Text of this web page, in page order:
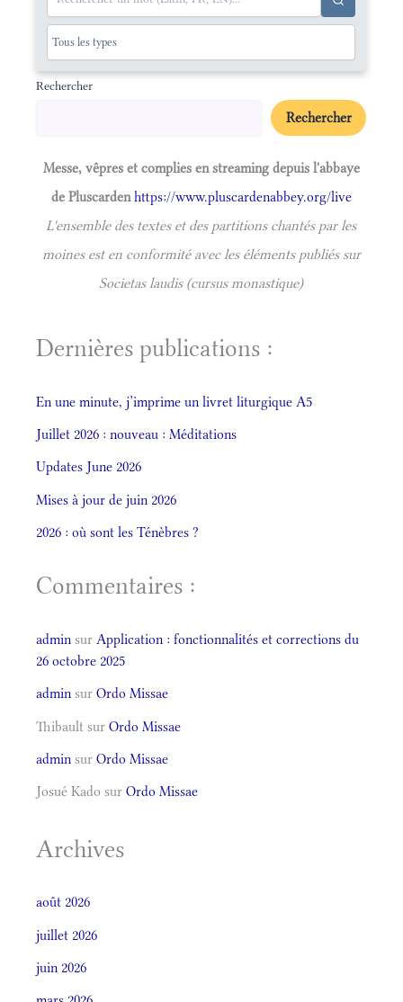
Rechercher
Rechercher
Messe, vêpres et complies en streaming depuis l'abbaye
de Pluscardenhttps://www.pluscardenabbey.org/live
L'ensemble des textes et des partitions chantés par les
moines est en conformité avec les éléments publiés sur
Societas laudis (cursus monastique)
Dernières publications :
En une minute, j’imprime un livret liturgique A5
Juillet 2026 : nouveau : Méditations
Updates June 2026
Mises à jour de juin 2026
2026 : où sont les Ténèbres ?
Commentaires :
admin sur Application : fonctionnalités et corrections du
26 octobre 2025
admin sur Ordo Missae
Thibault sur Ordo Missae
admin sur Ordo Missae
Josué Kado sur Ordo Missae
Archives
août 2026
juillet 2026
juin 2026